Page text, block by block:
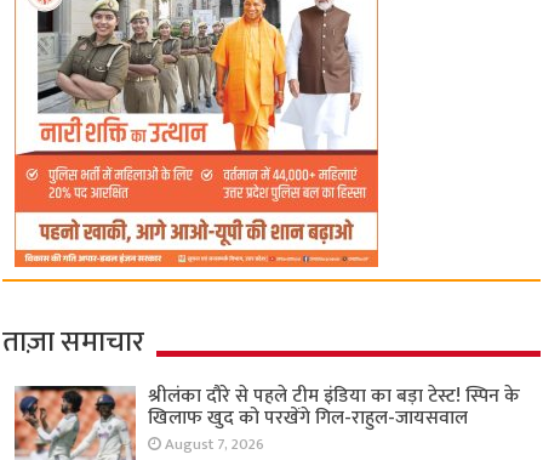
ताज़ा समाचार
श्रीलंका दौरे से पहले टीम इंडिया का बड़ा टेस्ट! स्पिन के
खिलाफ खुद को परखेंगे गिल-राहुल-जायसवाल
August 7, 2026